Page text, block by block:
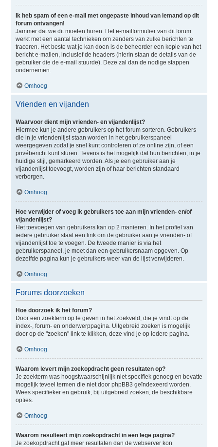
Ik heb spam of een e-mail met ongepaste inhoud van iemand op dit
forum ontvangen!
Jammer dat we dit moeten horen. Het e-mailformulier van dit forum
werkt met een aantal technieken om zenders van zulke berichten te
traceren. Het beste wat je kan doen is de beheerder een kopie van het
bericht e-mailen, inclusief de headers (hierin staan de details van de
gebruiker die de e-mail stuurde). Deze zal dan de nodige stappen
ondernemen.
Omhoog
Vrienden en vijanden
Waarvoor dient mijn vrienden- en vijandenlijst?
Hiermee kun je andere gebruikers op het forum sorteren. Gebruikers
die in je vriendenlijst staan worden in het gebruikerspaneel
weergegeven zodat je snel kunt controleren of ze online zijn, of een
privébericht kunt sturen. Tevens is het mogelijk dat hun berichten, in je
huidige stijl, gemarkeerd worden. Als je een gebruiker aan je
vijandenlijst toevoegt, worden zijn of haar berichten standaard
verborgen.
Omhoog
Hoe verwijder of voeg ik gebruikers toe aan mijn vrienden- en/of
vijandenlijst?
Het toevoegen van gebruikers kan op 2 manieren. In het profiel van
iedere gebruiker staat een link om de gebruiker aan je vrienden- of
vijandenlijst toe te voegen. De tweede manier is via het
gebruikerspaneel, je moet dan een gebruikersnaam opgeven. Op
dezelfde pagina kun je gebruikers weer van de lijst verwijderen.
Omhoog
Forums doorzoeken
Hoe doorzoek ik het forum?
Door een zoekterm op te geven in het zoekveld, die je vindt op de
index-, forum- en onderwerppagina. Uitgebreid zoeken is mogelijk
door op de "zoeken" link te klikken, deze vind je op iedere pagina.
Omhoog
Waarom levert mijn zoekopdracht geen resultaten op?
Je zoekterm was hoogstwaarschijnlijk niet specifiek genoeg en bevatte
mogelijk teveel termen die niet door phpBB3 geïndexeerd worden.
Wees specifieker en gebruik, bij uitgebreid zoeken, de beschikbare
opties.
Omhoog
Waarom resulteert mijn zoekopdracht in een lege pagina?
Je zoekopdracht gaf meer resultaten dan de webserver kon